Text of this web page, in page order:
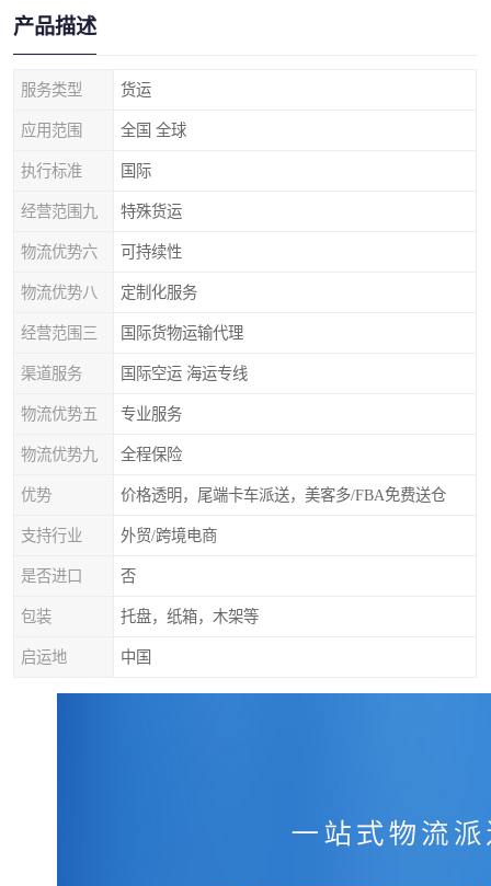
产品描述
服务类型 货运
应用范围 全国 全球
执行标准 国际
经营范围九 特殊货运
物流优势六 可持续性
物流优势八 定制化服务
经营范围三 国际货物运输代理
渠道服务 国际空运 海运专线
物流优势五 专业服务
物流优势九 全程保险
优势 价格透明，尾端卡车派送，美客多/FBA免费送仓
支持行业 外贸/跨境电商
是否进口 否
包装 托盘，纸箱，木架等
启运地 中国